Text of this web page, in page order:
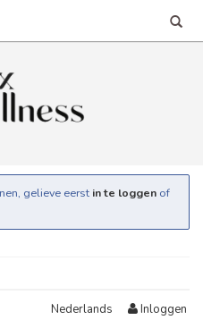
gelieve eerst in te loggen of
Nederlands Inloggen